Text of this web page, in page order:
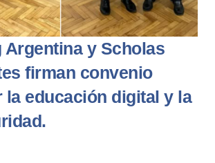
Argentina y Scholas
firman convenio
la educación digital y la